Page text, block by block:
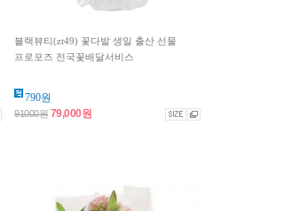
블랙뷰티(zt49) 꽃다발 생일 출산 선물
프로포즈 전국꽃배달서비스
790원
91000원 79,000원